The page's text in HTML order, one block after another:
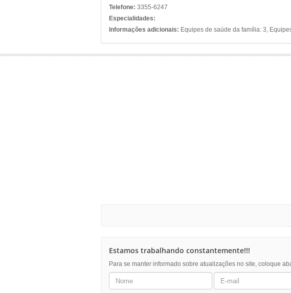
Telefone: 3355-6247
Especialidades:
Informações adicionais: Equipes de saúde da família: 3,
Estamos trabalhando constantemente!!!
Para se manter informado sobre atualizações no site, coloque